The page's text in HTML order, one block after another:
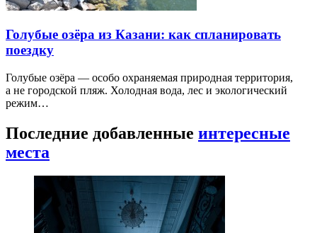
Голубые озёра из Казани: как спланировать
поездку
Голубые озёра — особо охраняемая природная территория,
а не городской пляж. Холодная вода, лес и экологический
режим…
Последние добавленные интересные
места